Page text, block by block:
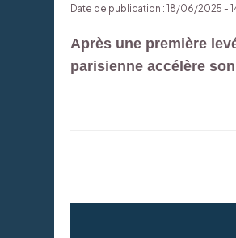
Date de publication : 18/06/2025 -
Après une première
parisienne accélère